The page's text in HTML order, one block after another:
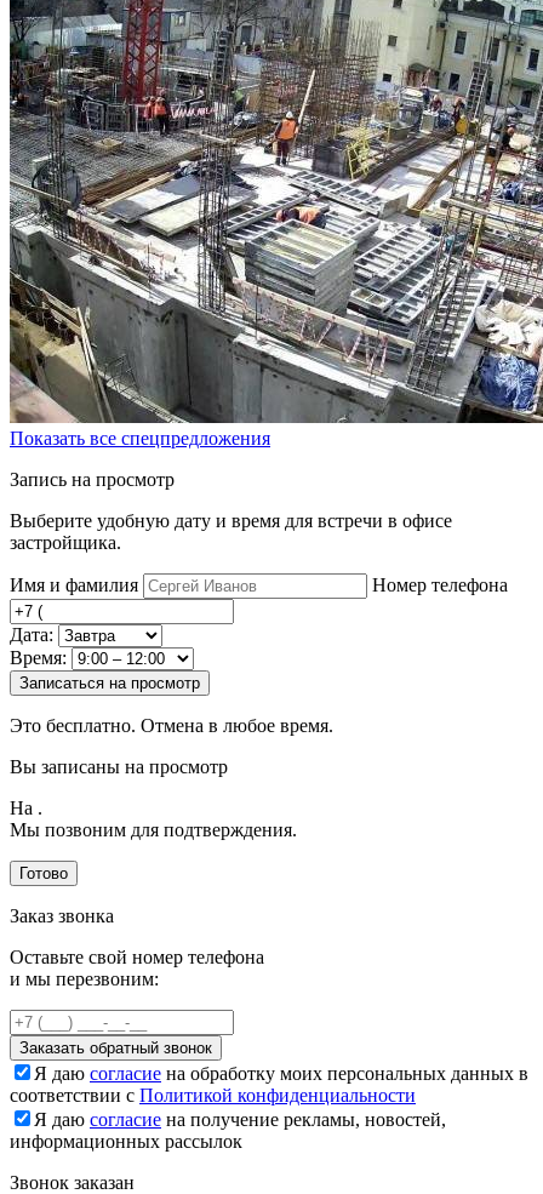
Показать все спецпредложения
Запись на просмотр
Выберите удобную дату и время для встречи в офисе
застройщика.
Имя и фамилия Номер телефона
Дата:
Время:
Записаться на просмотр
Это бесплатно. Отмена в любое время.
Вы записаны на просмотр
На .
Мы позвоним для подтверждения.
Готово
Заказ звонка
Оставьте свой номер телефона
и мы перезвоним:
Заказать обратный звонок
Я даю согласие на обработку моих персональных данных в
соответствии с Политикой конфиденциальности
Я даю согласие на получение рекламы, новостей,
информационных рассылок
Звонок заказан